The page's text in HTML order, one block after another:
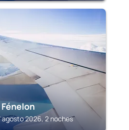
2026, 2 noches